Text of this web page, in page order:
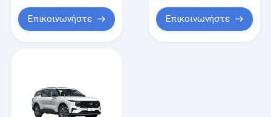
Βίντεο
Επικοινωνήστε Επικοινωνήστε